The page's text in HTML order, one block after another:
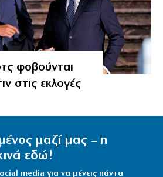
φοβούνται
στις εκλογές
μαζί μας – η
εδώ!
media για να μένεις πάντα